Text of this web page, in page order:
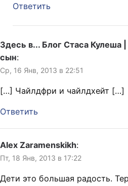
Ответить
Здесь в... Блог Стаса Кулеша
сын:
Ср, 16 Янв, 2013 в 22:51
[…] Чайлдфри и чайлдхейт […]
Ответить
Alex Zaramenskikh:
Пт, 18 Янв, 2013 в 17:22
Дети это большая радость.